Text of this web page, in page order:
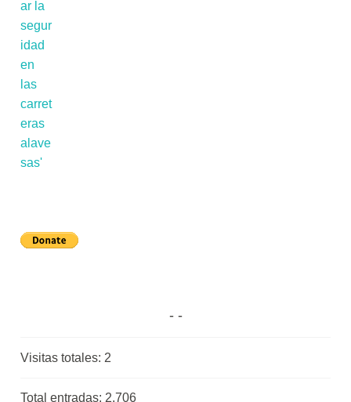
Visitas totales: 2
Total entradas:2.706